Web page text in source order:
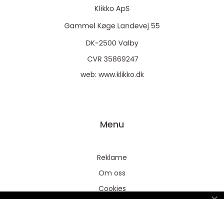
web: www.klikko.dk
Menu
Reklame
Om oss
Cookies